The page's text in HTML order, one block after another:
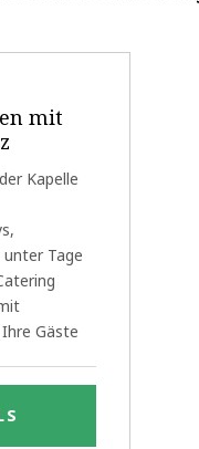
mit
Kapelle
Tage
Gäste